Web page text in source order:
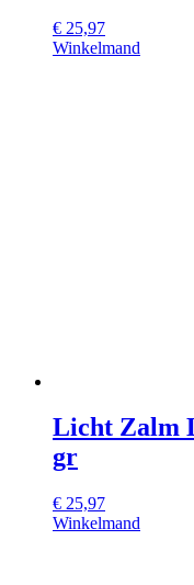
€ 25,97
Winkelmand
Licht Zalm
gr
€ 25,97
Winkelmand